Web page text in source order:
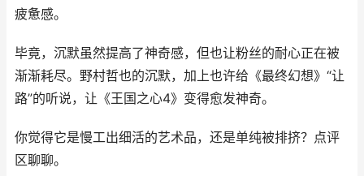
疲惫感。
毕竟，沉默虽然提高了神奇感，但也让粉丝的耐心正在被
渐渐耗尽。野村哲也的沉默，加上也许给《最终幻想》“让
路”的听说，让《王国之心4》变得愈发神奇。
你觉得它是慢工出细活的艺术品，还是单纯被排挤？点评
区聊聊。